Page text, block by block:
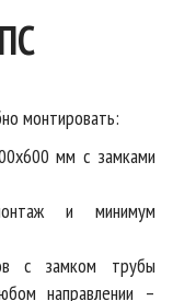
монтировать:
мм с замками
и минимум
с замком трубы
направлении –